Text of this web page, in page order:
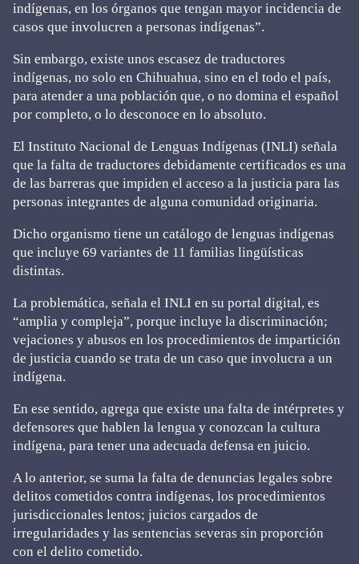
indígenas, en los órganos que tengan mayor incidencia de
casos que involucren a personas indígenas”.
Sin embargo, existe unos escasez de traductores
indígenas, no solo en Chihuahua, sino en el todo el país,
para atender a una población que, o no domina el español
por completo, o lo desconoce en lo absoluto.
El Instituto Nacional de Lenguas Indígenas (INLI) señala
que la falta de traductores debidamente certificados es una
de las barreras que impiden el acceso a la justicia para las
personas integrantes de alguna comunidad originaria.
Dicho organismo tiene un catálogo de lenguas indígenas
que incluye 69 variantes de 11 familias lingüísticas
distintas.
La problemática, señala el INLI en su portal digital, es
“amplia y compleja”, porque incluye la discriminación;
vejaciones y abusos en los procedimientos de impartición
de justicia cuando se trata de un caso que involucra a un
indígena.
En ese sentido, agrega que existe una falta de intérpretes y
defensores que hablen la lengua y conozcan la cultura
indígena, para tener una adecuada defensa en juicio.
A lo anterior, se suma la falta de denuncias legales sobre
delitos cometidos contra indígenas, los procedimientos
jurisdiccionales lentos; juicios cargados de
irregularidades y las sentencias severas sin proporción
con el delito cometido.